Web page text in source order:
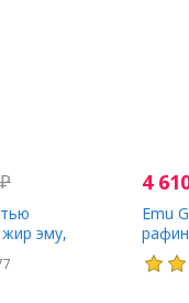
₽
эму,
мл (4 жидк.
4
Emu